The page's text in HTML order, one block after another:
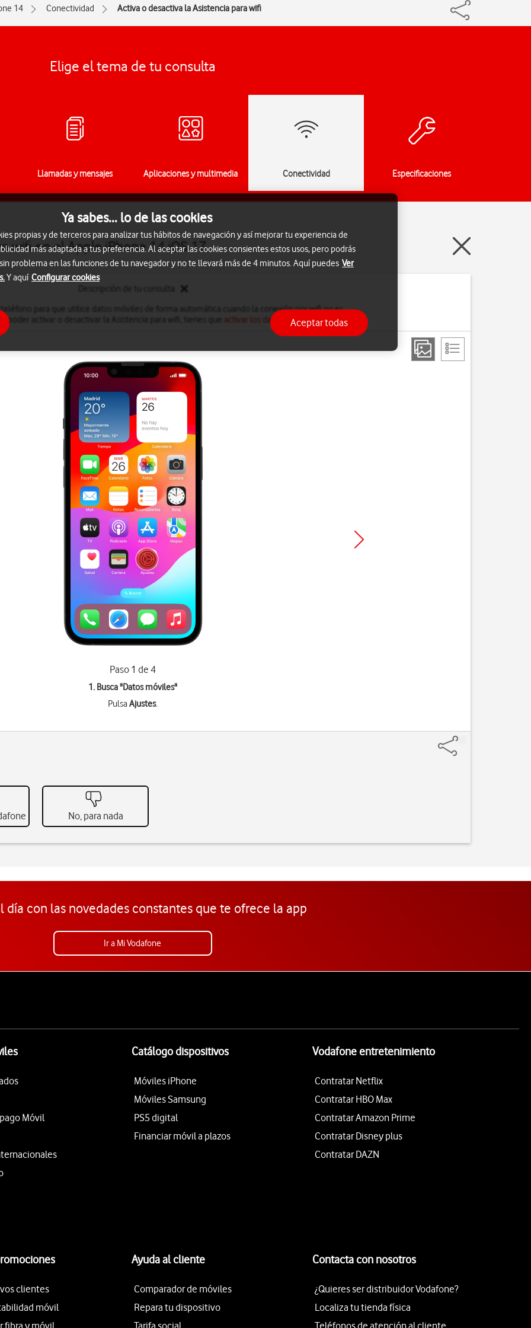
14 Conectividad Activa o desactiva la Asistencia para wifi
Elige el tema de tu consulta
Llamadas y mensajes Aplicaciones y multimedia Conectividad Especificaciones
wifi en el Apple iPhone 14 iOS 17
para que utilice datos móviles de forma automática cuando la conexión por wifi no es
poder activar o desactivar la Asistencia para wifi, tienes que
activar los datos móviles.
Paso 1 de 4
1. Busca "Datos móviles"
PulsaAjustes.
No, para nada
día con las novedades constantes que te ofrece la app
Ir a Mi Vodafone
Móvil
Catálogo dispositivos
Móviles iPhone
Móviles Samsung
PS5 digital
Financiar móvil a plazos
Vodafone entretenimiento
Contratar Netflix
Contratar HBO Max
Contratar Amazon Prime
Contratar Disney plus
Contratar DAZN
clientes
móvil
fibra y móvil
Ayuda al cliente
Comparador de móviles
Repara tu dispositivo
Tarifa social
Contacta con nosotros
¿Quieres ser distribuidor Vodafone?
Localiza tu tienda física
Teléfonos de atención al cliente
Ya sabes... lo de las cookies
propias y de terceros para analizar tus hábitos de navegación y así mejorar tu experiencia de
más adaptada a tus preferencia. Al aceptar las cookies consientes estos usos, pero podrás
problema en las funciones de tu navegador y no te llevará más de 4 minutos. Aquí puedes Ver
Y aquí Configurar cookies
Aceptar todas